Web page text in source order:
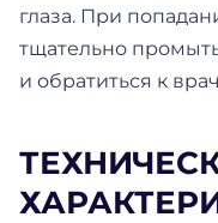
глаза. При
тщательно
и обратиться к